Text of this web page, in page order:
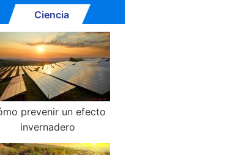
Ciencia
prevenir un efecto
invernadero